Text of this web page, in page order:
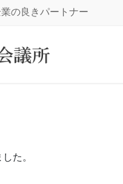
の良きパートナー
た。